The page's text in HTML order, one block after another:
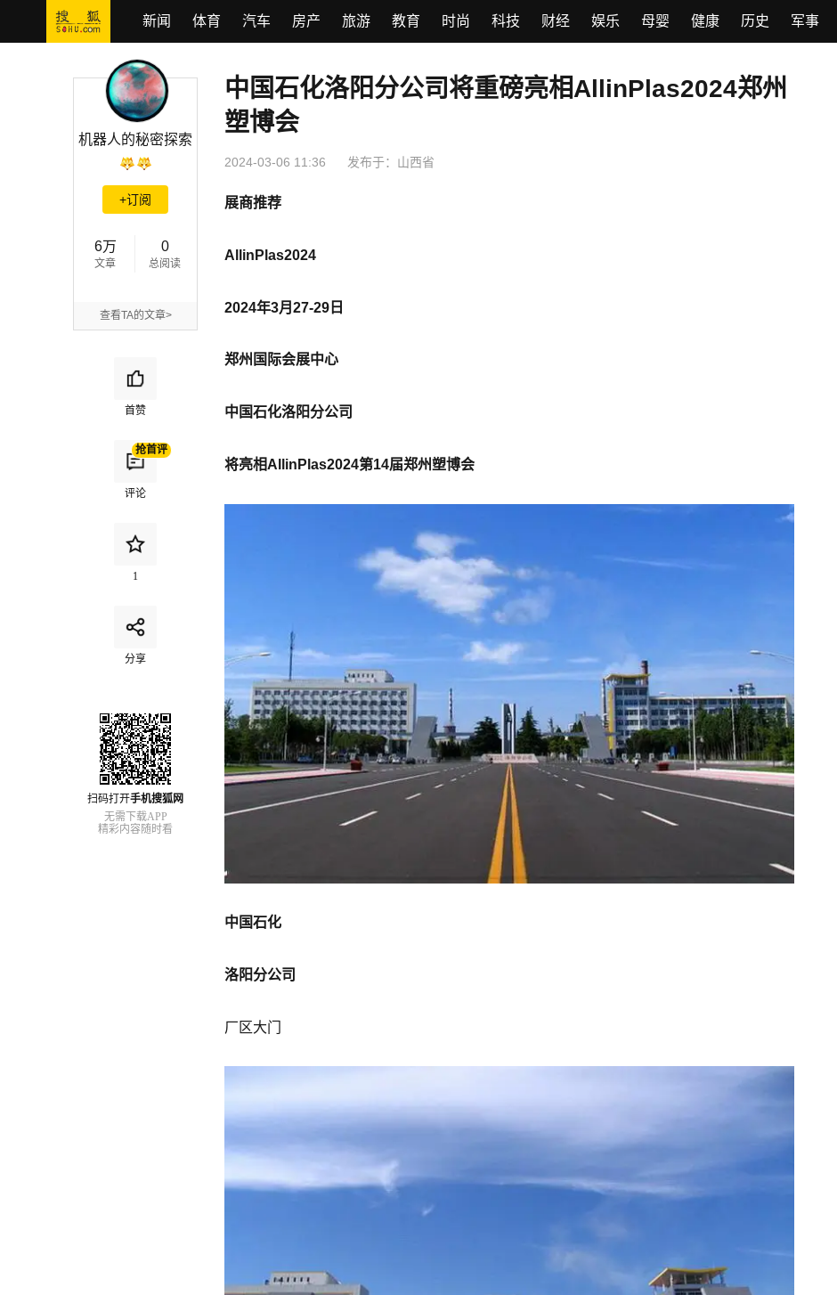
新闻 体育 汽车 房产 旅游 教育 时尚 科技 财经 娱乐 母婴 健康 历史 军事
中国石化洛阳分公司将重磅亮相AllinPlas2024郑州塑博会
机器人的秘密探索
+订阅
6万
文章
0
总阅读
查看TA的文章>
首赞
抢首评
评论
1
分享
扫码打开手机搜狐网
无需下载APP
精彩内容随时看
中国石化洛阳分公司将重磅亮相AllinPlas2024郑州
塑博会
2024-03-06 11:36 发布于： 山西省
展商推荐
AllinPlas2024
2024年3月27-29日
郑州国际会展中心
中国石化洛阳分公司
将亮相AllinPlas2024第14届郑州塑博会
中国石化
洛阳分公司
厂区大门